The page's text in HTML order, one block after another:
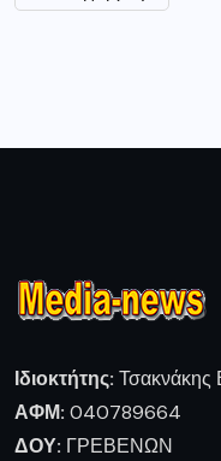
Ιδιοκτήτης: Τσακνάκης
ΑΦΜ: 040789664
ΔΟΥ: ΓΡΕΒΕΝΩΝ